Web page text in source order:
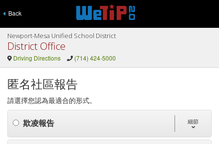
Back
Newport-Mesa Unified School District
District Office
Driving Directions (714) 424-5000
匿名社區報告
請選擇您認為最適合的形式。
欺凌報告 細節